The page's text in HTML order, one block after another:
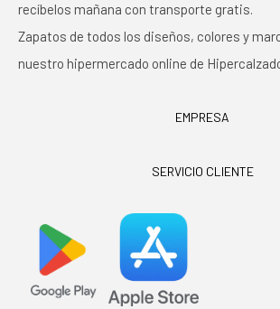
recíbelos mañana con transporte gratis.
Zapatos de todos los diseños, colores y
nuestro hipermercado online de
EMPRESA
SERVICIO CLIENTE